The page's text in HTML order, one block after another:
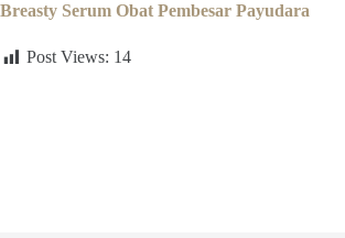
Breasty Serum Obat Pembesar Payudara
Post Views: 14